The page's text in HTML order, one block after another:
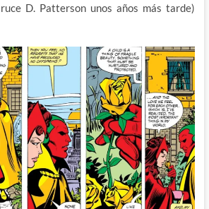
D. Patterson unos años más tarde)